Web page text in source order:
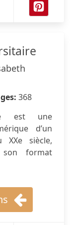
368
est une
d’un
siècle,
son format